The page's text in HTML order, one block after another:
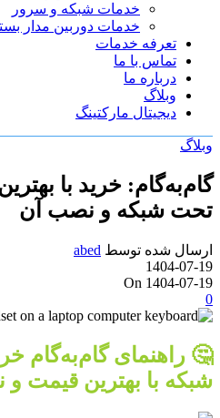
خدمات شبکه و سرور
خدمات دوربین مدار
تعرفه خدمات
تماس با ما
درباره ما
وبلاگ
دیجیتال مارکتینگ
وبلاگ
گام‌به‌گام: خرید با
تحت شبکه و نصب آن
ارسال شده توسط abed
1404-07-19
On 1404-07-19
0
🤔 راهنمای گام‌به‌گام
شبکه با بهترین قیمت